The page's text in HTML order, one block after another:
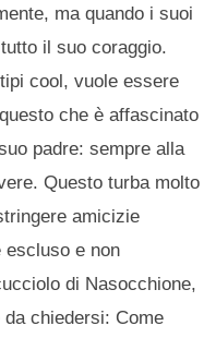
ma quando i suoi
il suo coraggio.
cool, vuole essere
che è affascinato
padre: sempre alla
Questo turba molto
amicizie
escluso e non
di Nasocchione,
chiedersi: Come